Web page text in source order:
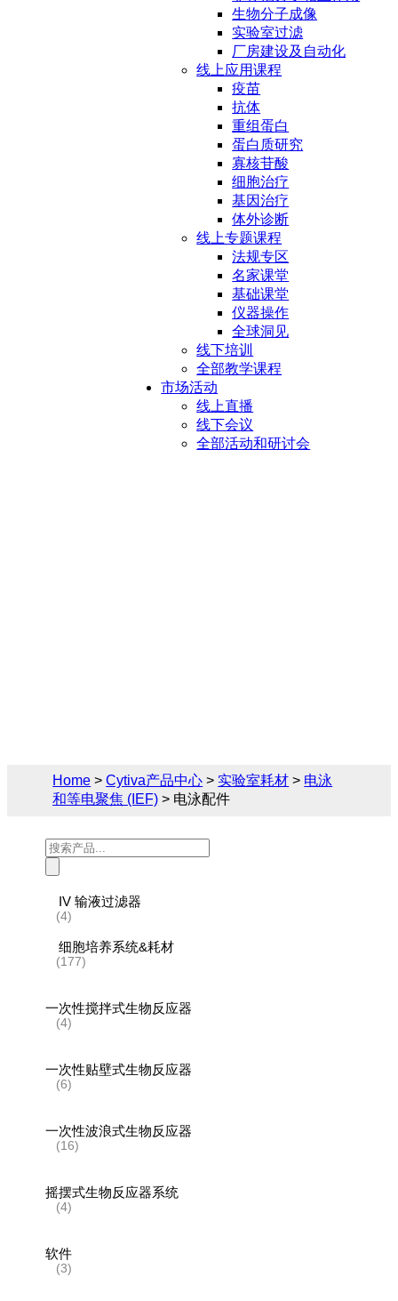
生物分子成像
实验室过滤
厂房建设及自动化
线上应用课程
疫苗
抗体
重组蛋白
蛋白质研究
寡核苷酸
细胞治疗
基因治疗
体外诊断
线上专题课程
法规专区
名家课堂
基础课堂
仪器操作
全球洞见
线下培训
全部教学课程
市场活动
线上直播
线下会议
全部活动和研讨会
Home >Cytiva产品中心 > 实验室耗材 > 电泳
和等电聚焦 (IEF) > 电泳配件
Products
search
IV 输液过滤器
(4)
细胞培养系统&耗材
(177)
一次性搅拌式生物反应器
(4)
一次性贴壁式生物反应器
(6)
一次性波浪式生物反应器
(16)
摇摆式生物反应器系统
(4)
软件
(3)